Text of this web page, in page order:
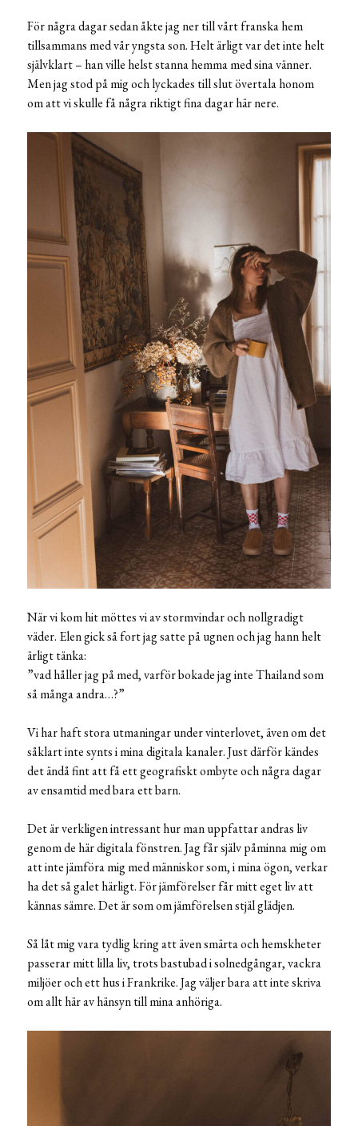
För några dagar sedan åkte jag ner till vårt franska hem
tillsammans med vår yngsta son. Helt ärligt var det inte helt
självklart – han ville helst stanna hemma med sina vänner.
Men jag stod på mig och lyckades till slut övertala honom
om att vi skulle få några riktigt fina dagar här nere.
När vi kom hit möttes vi av stormvindar och nollgradigt
väder. Elen gick så fort jag satte på ugnen och jag hann helt
ärligt tänka:
”vad håller jag på med, varför bokade jag inte Thailand som
så många andra…?”
Vi har haft stora utmaningar under vinterlovet, även om det
såklart inte synts i mina digitala kanaler. Just därför kändes
det ändå fint att få ett geografiskt ombyte och några dagar
av ensamtid med bara ett barn.
Det är verkligen intressant hur man uppfattar andras liv
genom de här digitala fönstren. Jag får själv påminna mig om
att inte jämföra mig med människor som, i mina ögon, verkar
ha det så galet härligt. För jämförelser får mitt eget liv att
kännas sämre. Det är som om jämförelsen stjäl glädjen.
Så låt mig vara tydlig kring att även smärta och hemskheter
passerar mitt lilla liv, trots bastubad i solnedgångar, vackra
miljöer och ett hus i Frankrike. Jag väljer bara att inte skriva
om allt här av hänsyn till mina anhöriga.